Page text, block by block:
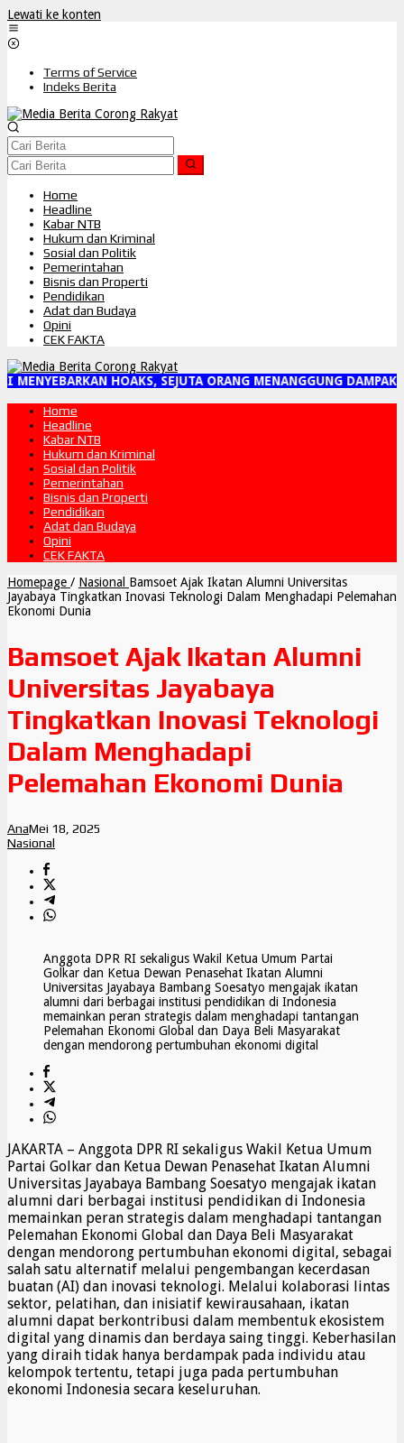
Lewati ke konten
Terms of Service
Indeks Berita
Home
Headline
Kabar NTB
Hukum dan Kriminal
Sosial dan Politik
Pemerintahan
Bisnis dan Properti
Pendidikan
Adat dan Budaya
Opini
CEK FAKTA
HOAKS, SEJUTA ORANG MENANGGUNG
Home
Headline
Kabar NTB
Hukum dan Kriminal
Sosial dan Politik
Pemerintahan
Bisnis dan Properti
Pendidikan
Adat dan Budaya
Opini
CEK FAKTA
Homepage / Nasional Bamsoet Ajak Ikatan Alumni Universitas
Jayabaya Tingkatkan Inovasi Teknologi Dalam Menghadapi Pelemahan
Ekonomi Dunia
Bamsoet Ajak Ikatan Alumni
Universitas Jayabaya
Tingkatkan Inovasi Teknologi
Dalam Menghadapi
Pelemahan Ekonomi Dunia
AnaMei 18, 2025
Nasional
Anggota DPR RI sekaligus Wakil Ketua Umum Partai
Golkar dan Ketua Dewan Penasehat Ikatan Alumni
Universitas Jayabaya Bambang Soesatyo mengajak ikatan
alumni dari berbagai institusi pendidikan di Indonesia
memainkan peran strategis dalam menghadapi tantangan
Pelemahan Ekonomi Global dan Daya Beli Masyarakat
dengan mendorong pertumbuhan ekonomi digital
JAKARTA – Anggota DPR RI sekaligus Wakil Ketua Umum
Partai Golkar dan Ketua Dewan Penasehat Ikatan Alumni
Universitas Jayabaya Bambang Soesatyo mengajak ikatan
alumni dari berbagai institusi pendidikan di Indonesia
memainkan peran strategis dalam menghadapi tantangan
Pelemahan Ekonomi Global dan Daya Beli Masyarakat
dengan mendorong pertumbuhan ekonomi digital, sebagai
salah satu alternatif melalui pengembangan kecerdasan
buatan (AI) dan inovasi teknologi. Melalui kolaborasi lintas
sektor, pelatihan, dan inisiatif kewirausahaan, ikatan
alumni dapat berkontribusi dalam membentuk ekosistem
digital yang dinamis dan berdaya saing tinggi. Keberhasilan
yang diraih tidak hanya berdampak pada individu atau
kelompok tertentu, tetapi juga pada pertumbuhan
ekonomi Indonesia secara keseluruhan.